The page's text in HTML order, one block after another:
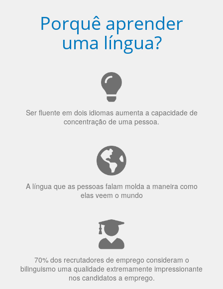
Porquê aprender
uma língua?
concentração de uma pessoa.
elas veem o mundo
70% dos recrutadores de emprego consideram o